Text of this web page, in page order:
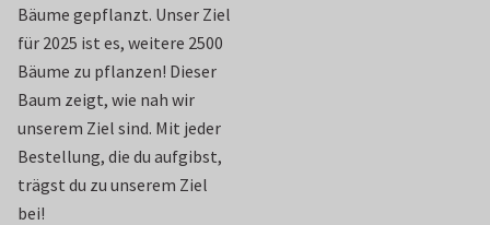
Bäume gepflanzt. Unser Ziel
für 2025 ist es, weitere 2500
Bäume zu pflanzen! Dieser
Baum zeigt, wie nah wir
unserem Ziel sind. Mit jeder
Bestellung, die du aufgibst,
trägst du zu unserem Ziel
bei!